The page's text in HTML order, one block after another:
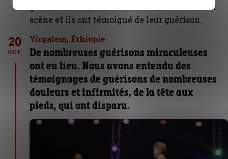
guéris. Ensuite, nous les avons fait monter sur
scène et ils ont témoigné de leur guérison.
20
OCT.
Yirgalem, Éthiopie
De nombreuses guérisons miraculeuses
ont eu lieu. Nous avons entendu des
témoignages de guérisons de nombreuses
douleurs et infirmités, de la tête aux
pieds, qui ont disparu.